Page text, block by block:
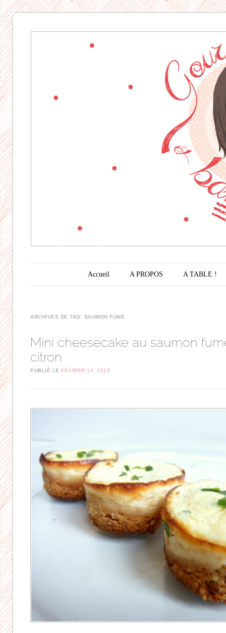
& Bavardages
Menu principal
Aller au contenu principal
Accueil A PROPOS A TABLE !
ARCHIVES DE TAG: SAUMON FUMÉ
Mini cheesecake au saumon
citron
PUBLIÉ LE FÉVRIER 14, 2013